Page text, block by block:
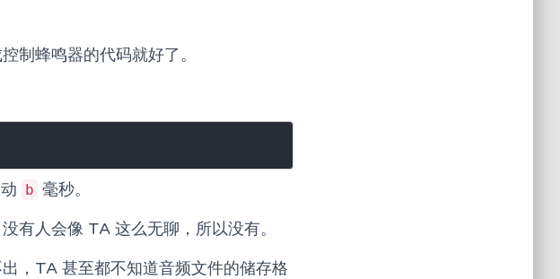
制蜂鸣器的代码就好了。
b 毫秒。
有人会像 TA 这么无聊，所以没有。
，TA 甚至都不知道音频文件的储存格